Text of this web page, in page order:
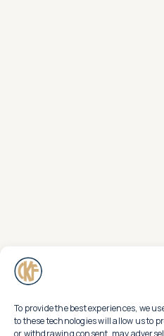
To provide the best experiences, we
to these technologies will allow us to
or withdrawing consent, may